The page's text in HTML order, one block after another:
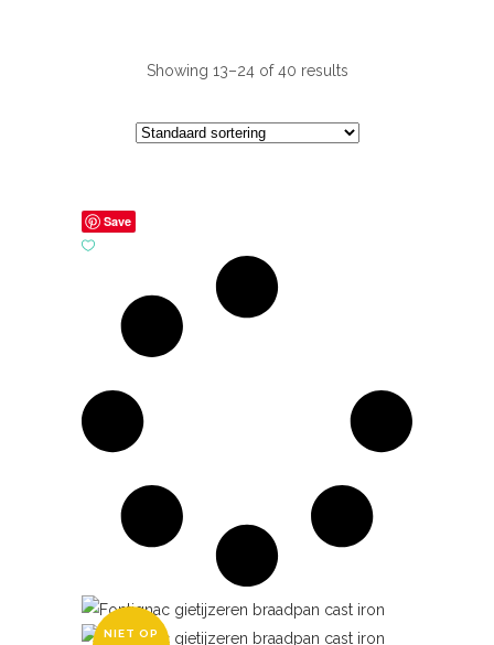
Showing 13–24 of 40 results
Save
NIET OP